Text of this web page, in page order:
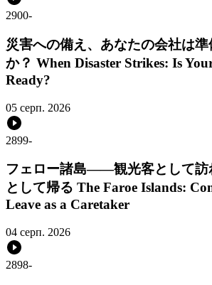
2900-
災害への備え、あなたの会社は
か？ When Disaster Strikes: Is
Ready?
05 серп. 2026
2899-
フェロー諸島――観光客として訪
として帰る The Faroe Islands:
Leave as a Caretaker
04 серп. 2026
2898-